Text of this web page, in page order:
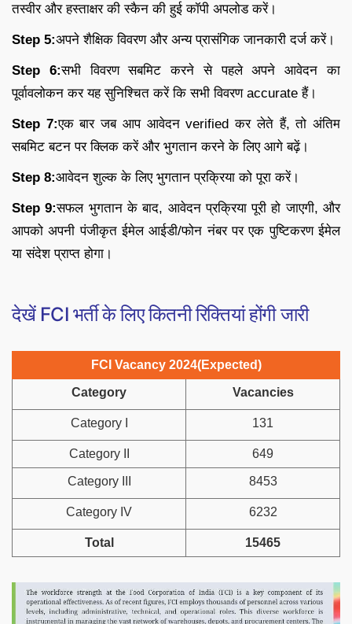
तस्वीर और हस्ताक्षर की स्कैन की हुई कॉपी अपलोड करें।
Step 5:अपने शैक्षिक विवरण और अन्य प्रासंगिक जानकारी दर्ज करें।
Step 6:सभी विवरण सबमिट करने से पहले अपने आवेदन का
पूर्वावलोकन कर यह सुनिश्चित करें कि सभी विवरण accurate हैं।
Step 7:एक बार जब आप आवेदन verified कर लेते हैं, तो अंतिम
सबमिट बटन पर क्लिक करें और भुगतान करने के लिए आगे बढ़ें।
Step 8:आवेदन शुल्क के लिए भुगतान प्रक्रिया को पूरा करें।
Step 9:सफल भुगतान के बाद, आवेदन प्रक्रिया पूरी हो जाएगी, और
आपको अपनी पंजीकृत ईमेल आईडी/फोन नंबर पर एक पुष्टिकरण ईमेल
या संदेश प्राप्त होगा।
देखें FCI भर्ती के लिए कितनी रिक्तियां होंगी जारी
FCI Vacancy 2024(Expected)
Category Vacancies
Category I 131
Category II 649
Category III 8453
Category IV 6232
Total 15465